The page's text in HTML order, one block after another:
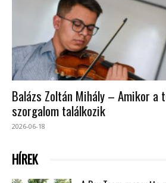
Balázs Zoltán Mihály – Amikor a
szorgalom találkozik
2026-06-18
HÍREK